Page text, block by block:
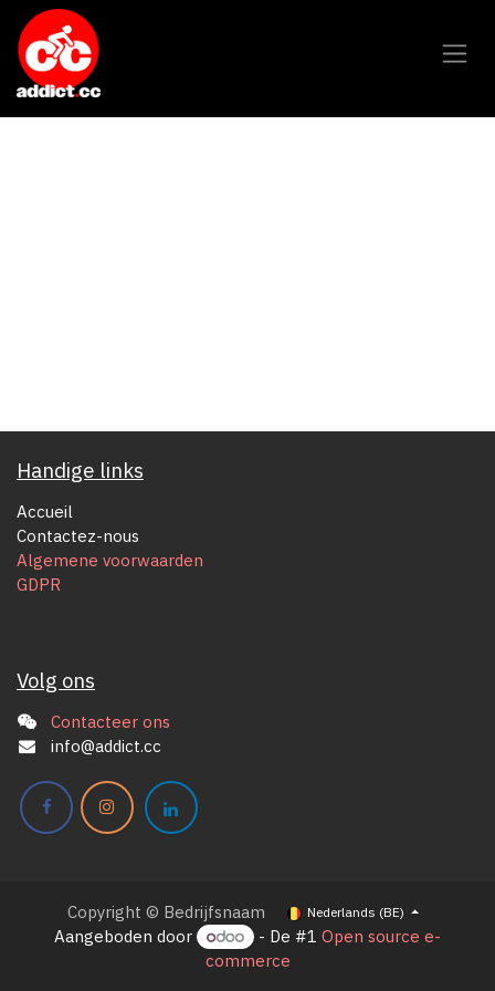
Overslaan naar inhoud
Handige links
Accueil
Contactez-nous
Algemene voorwaarden
GDPR
Volg ons
Contacteer ons
info@addict.cc
Copyright © Bedrijfsnaam Nederlands (BE)
Aangeboden door - De #1 Open source e-
commerce